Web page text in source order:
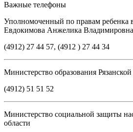
Важные телефоны
Уполномоченный по правам ребенка
Евдокимова Анжелика Владимировна
(4912) 27 44 57, (4912 ) 27 44 34
Министерство образования Рязанской
(4912) 51 51 52
Министерство социальной защиты
области